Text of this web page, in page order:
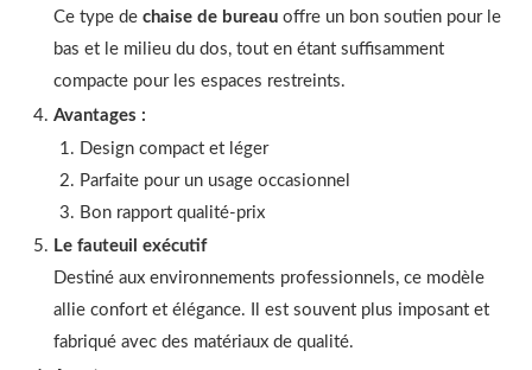
Ce type de chaise de bureau offre un bon soutien pour le
bas et le milieu du dos, tout en étant suffisamment
compacte pour les espaces restreints.
Avantages :
Design compact et léger
Parfaite pour un usage occasionnel
Bon rapport qualité-prix
Le fauteuil exécutif
Destiné aux environnements professionnels, ce modèle
allie confort et élégance. Il est souvent plus imposant et
fabriqué avec des matériaux de qualité.